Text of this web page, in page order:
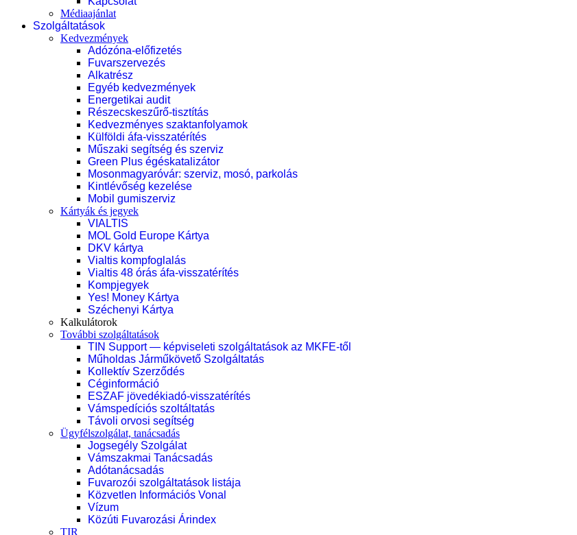
Médiaajánlat
Szolgáltatások
Kedvezmények
Adózóna-előfizetés
Fuvarszervezés
Alkatrész
Egyéb kedvezmények
Energetikai audit
Részecskeszűrő-tisztítás
Kedvezményes szaktanfolyamok
Külföldi áfa-visszatérítés
Műszaki segítség és szerviz
Green Plus égéskatalizátor
Mosonmagyaróvár: szerviz, mosó, parkolás
Kintlévőség kezelése
Mobil gumiszerviz
Kártyák és jegyek
VIALTIS
MOL Gold Europe Kártya
DKV kártya
Vialtis kompfoglalás
Vialtis 48 órás áfa-visszatérítés
Kompjegyek
Yes! Money Kártya
Széchenyi Kártya
Kalkulátorok
További szolgáltatások
TIN Support — képviseleti szolgáltatások az MKFE-től
Műholdas Járműkövető Szolgáltatás
Kollektív Szerződés
Céginformáció
ESZAF jövedékiadó-visszatérítés
Vámspedíciós szoltáltatás
Távoli orvosi segítség
Ügyfélszolgálat, tanácsadás
Jogsegély Szolgálat
Vámszakmai Tanácsadás
Adótanácsadás
Fuvarozói szolgáltatások listája
Közvetlen Információs Vonal
Vízum
Közúti Fuvarozási Árindex
TIR